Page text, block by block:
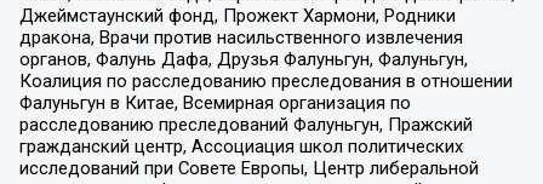
Джеймстаунский фонд, Прожект Хармони, Родники
дракона, Врачи против насильственного извлечения
органов, Фалунь Дафа, Друзья Фалуньгун, Фалуньгун,
Коалиция по расследованию преследования в отношении
Фалуньгун в Китае, Всемирная организация по
расследованию преследований Фалуньгун, Пражский
гражданский центр, Ассоциация школ политических
исследований при Совете Европы, Центр либеральной